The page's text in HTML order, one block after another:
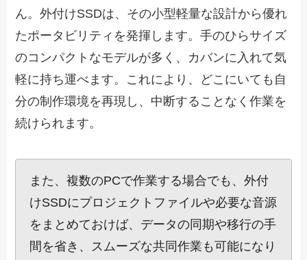
ん。外付けSSDは、その小型軽量な設計から優れ
たポータビリティを発揮します。手のひらサイズ
のコンパクトなモデルが多く、カバンに入れて気
軽に持ち運べます。これにより、どこにいても自
分の制作環境を再現し、中断することなく作業を
続けられます。
また、複数のPCで作業する場合でも、外付
けSSDにプロジェクトファイルや必要な音源
をまとめておけば、データの同期や移行の手
間を省き、スムーズな共同作業も可能になり